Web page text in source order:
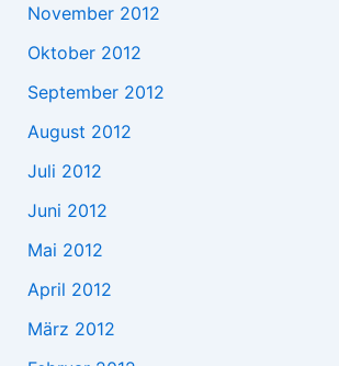
November 2012
Oktober 2012
September 2012
August 2012
Juli 2012
Juni 2012
Mai 2012
April 2012
März 2012